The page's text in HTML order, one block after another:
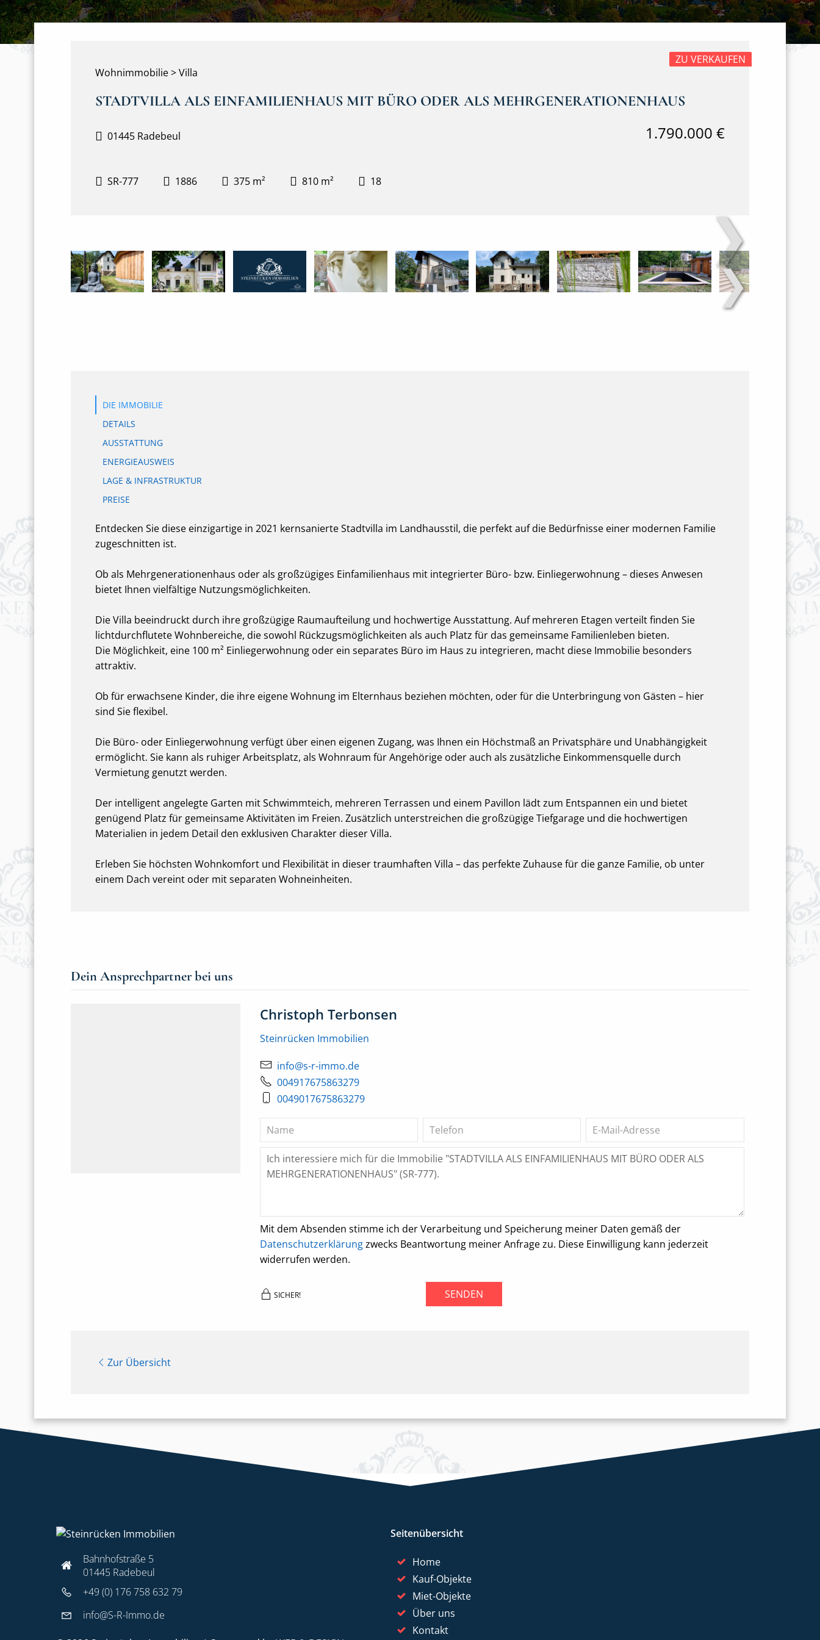
Wohnimmobilie > Villa
ZU VERKAUFEN
STADTVILLA ALS EINFAMILIENHAUS MIT BÜRO ODER ALS MEHRGENERATIONENHAUS
01445 Radebeul 1.790.000 €
SR-777 1886 375 m² 810 m² 18
❯
❯
DIE IMMOBILIE
DETAILS
AUSSTATTUNG
ENERGIEAUSWEIS
LAGE & INFRASTRUKTUR
PREISE
Entdecken Sie diese einzigartige in 2021 kernsanierte Stadtvilla im Landhausstil, die perfekt auf die Bedürfnisse einer modernen Familie
zugeschnitten ist.
Ob als Mehrgenerationenhaus oder als großzügiges Einfamilienhaus mit integrierter Büro- bzw. Einliegerwohnung – dieses Anwesen
bietet Ihnen vielfältige Nutzungsmöglichkeiten.
Die Villa beeindruckt durch ihre großzügige Raumaufteilung und hochwertige Ausstattung. Auf mehreren Etagen verteilt finden Sie
lichtdurchflutete Wohnbereiche, die sowohl Rückzugsmöglichkeiten als auch Platz für das gemeinsame Familienleben bieten.
Die Möglichkeit, eine 100 m² Einliegerwohnung oder ein separates Büro im Haus zu integrieren, macht diese Immobilie besonders
attraktiv.
Ob für erwachsene Kinder, die ihre eigene Wohnung im Elternhaus beziehen möchten, oder für die Unterbringung von Gästen – hier
sind Sie flexibel.
Die Büro- oder Einliegerwohnung verfügt über einen eigenen Zugang, was Ihnen ein Höchstmaß an Privatsphäre und Unabhängigkeit
ermöglicht. Sie kann als ruhiger Arbeitsplatz, als Wohnraum für Angehörige oder auch als zusätzliche Einkommensquelle durch
Vermietung genutzt werden.
Der intelligent angelegte Garten mit Schwimmteich, mehreren Terrassen und einem Pavillon lädt zum Entspannen ein und bietet
genügend Platz für gemeinsame Aktivitäten im Freien. Zusätzlich unterstreichen die großzügige Tiefgarage und die hochwertigen
Materialien in jedem Detail den exklusiven Charakter dieser Villa.
Erleben Sie höchsten Wohnkomfort und Flexibilität in dieser traumhaften Villa – das perfekte Zuhause für die ganze Familie, ob unter
einem Dach vereint oder mit separaten Wohneinheiten.
Dein Ansprechpartner bei uns
Christoph Terbonsen
Steinrücken Immobilien
info@s-r-immo.de
004917675863279
0049017675863279
Mit dem Absenden stimme ich der Verarbeitung und Speicherung meiner Daten gemäß der
Datenschutzerklärungzwecks Beantwortung meiner Anfrage zu. Diese Einwilligung kann jederzeit
widerrufen werden.
SICHER! SENDEN
Zur Übersicht
Bahnhofstraße 5
01445 Radebeul
+49 (0) 176 758 632 79
info@S-R-Immo.de
Seitenübersicht
Home
Kauf-Objekte
Miet-Objekte
Über uns
Kontakt